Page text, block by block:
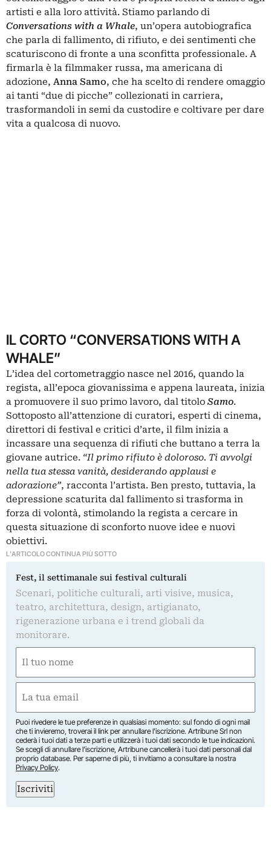
artisti e alla loro attività. Stiamo parlando di
Conversations with a Whale, un’opera autobiografica
che parla di fallimento, di rifiuto, e dei sentimenti che
scaturiscono di fronte a una sconfitta professionale. A
firmarla è la filmmaker russa, ma americana di
adozione, Anna Samo, che ha scelto di rendere omaggio
ai tanti “due di picche” collezionati in carriera,
trasformandoli in semi da custodire e coltivare per dare
vita a qualcosa di nuovo.
IL CORTO “CONVERSATIONS WITH A
WHALE”
L’idea del cortometraggio nasce nel 2016, quando la
regista, all’epoca giovanissima e appena laureata, inizia
a promuovere il suo primo lavoro, dal titoloSamo.
Sottoposto all’attenzione di curatori, esperti di cinema,
direttori di festival e critici d’arte, il film inizia a
incassare una sequenza di rifiuti che buttano a terra la
giovane autrice. “Il primo rifiuto è doloroso. Ti avvolgi
nella tua stessa vanità, desiderando applausi e
adorazione”, racconta l’artista. Ben presto, tuttavia, la
depressione scaturita dal fallimento si trasforma in
forza di volontà, stimolando la regista a cercare in
questa situazione di sconforto nuove idee e nuovi
obiettivi.
L'ARTICOLO CONTINUA PIÙ SOTTO
Fest, il settimanale sui festival culturali
Scenari, politiche culturali, arti visive, musica,
teatro, architettura, design, artigianato,
rigenerazione urbana e i trend globali da
monitorare.
(Obbligatorio)
Nome
(Obbligatorio)
Puoi rivedere le tue preferenze in qualsiasi momento: sul fondo di ogni mail
che ti invieremo, troverai il link per annullare l’iscrizione. Artribune Srl non
cederà i tuoi dati a terze parti e utilizzerà i tuoi dati secondo le tue indicazioni.
Se scegli di annullare l’iscrizione, Artribune cancellerà i tuoi dati personali dal
proprio database. Per saperne di più, ti invitiamo a consultare la nostra
Privacy Policy.
Iscriviti